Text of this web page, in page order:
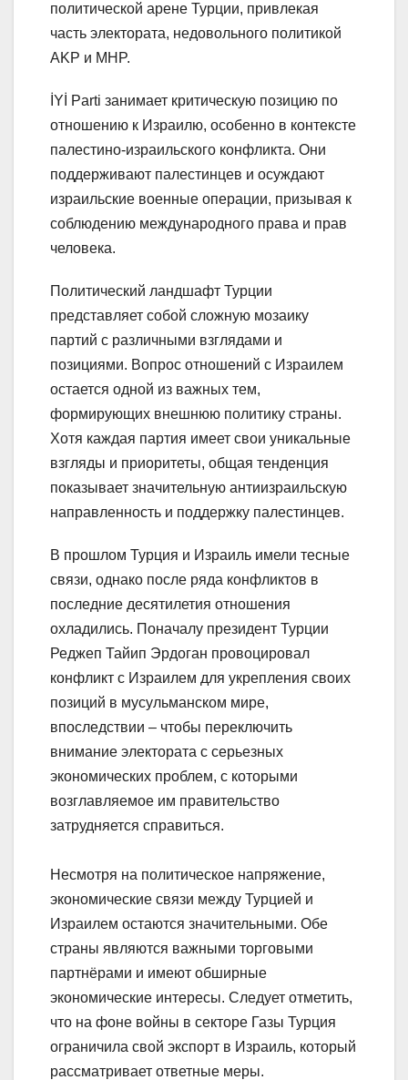
политической арене Турции, привлекая
часть электората, недовольного политикой
AKP и MHP.
İYİ Parti занимает критическую позицию по
отношению к Израилю, особенно в контексте
палестино-израильского конфликта. Они
поддерживают палестинцев и осуждают
израильские военные операции, призывая к
соблюдению международного права и прав
человека.
Политический ландшафт Турции
представляет собой сложную мозаику
партий с различными взглядами и
позициями. Вопрос отношений с Израилем
остается одной из важных тем,
формирующих внешнюю политику страны.
Хотя каждая партия имеет свои уникальные
взгляды и приоритеты, общая тенденция
показывает значительную антиизраильскую
направленность и поддержку палестинцев.
В прошлом Турция и Израиль имели тесные
связи, однако после ряда конфликтов в
последние десятилетия отношения
охладились. Поначалу президент Турции
Реджеп Тайип Эрдоган провоцировал
конфликт с Израилем для укрепления своих
позиций в мусульманском мире,
впоследствии – чтобы переключить
внимание электората с серьезных
экономических проблем, с которыми
возглавляемое им правительство
затрудняется справиться.
Несмотря на политическое напряжение,
экономические связи между Турцией и
Израилем остаются значительными. Обе
страны являются важными торговыми
партнёрами и имеют обширные
экономические интересы. Следует отметить,
что на фоне войны в секторе Газы Турция
ограничила свой экспорт в Израиль, который
рассматривает ответные меры.